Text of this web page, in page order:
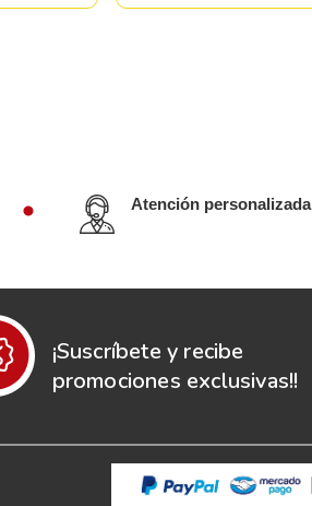
Atención personalizada
¡Suscríbete y recibe
promociones exclusivas!!